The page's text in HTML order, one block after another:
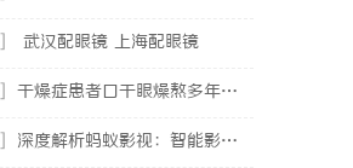
武汉配眼镜 上海配眼镜
干燥症患者口干眼燥熬多年，一个周期缓过来？老中医：一张辨证方对症，身体找回津液
深度解析蚂蚁影视：智能影视平台的未来趋势与优势